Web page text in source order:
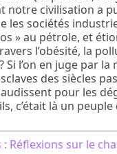
civilisation a
sociétés
» au pétrole, et
l’obésité, la
l’on en juge par
des siècles
pour les
c’était là un
: Réflexions sur le